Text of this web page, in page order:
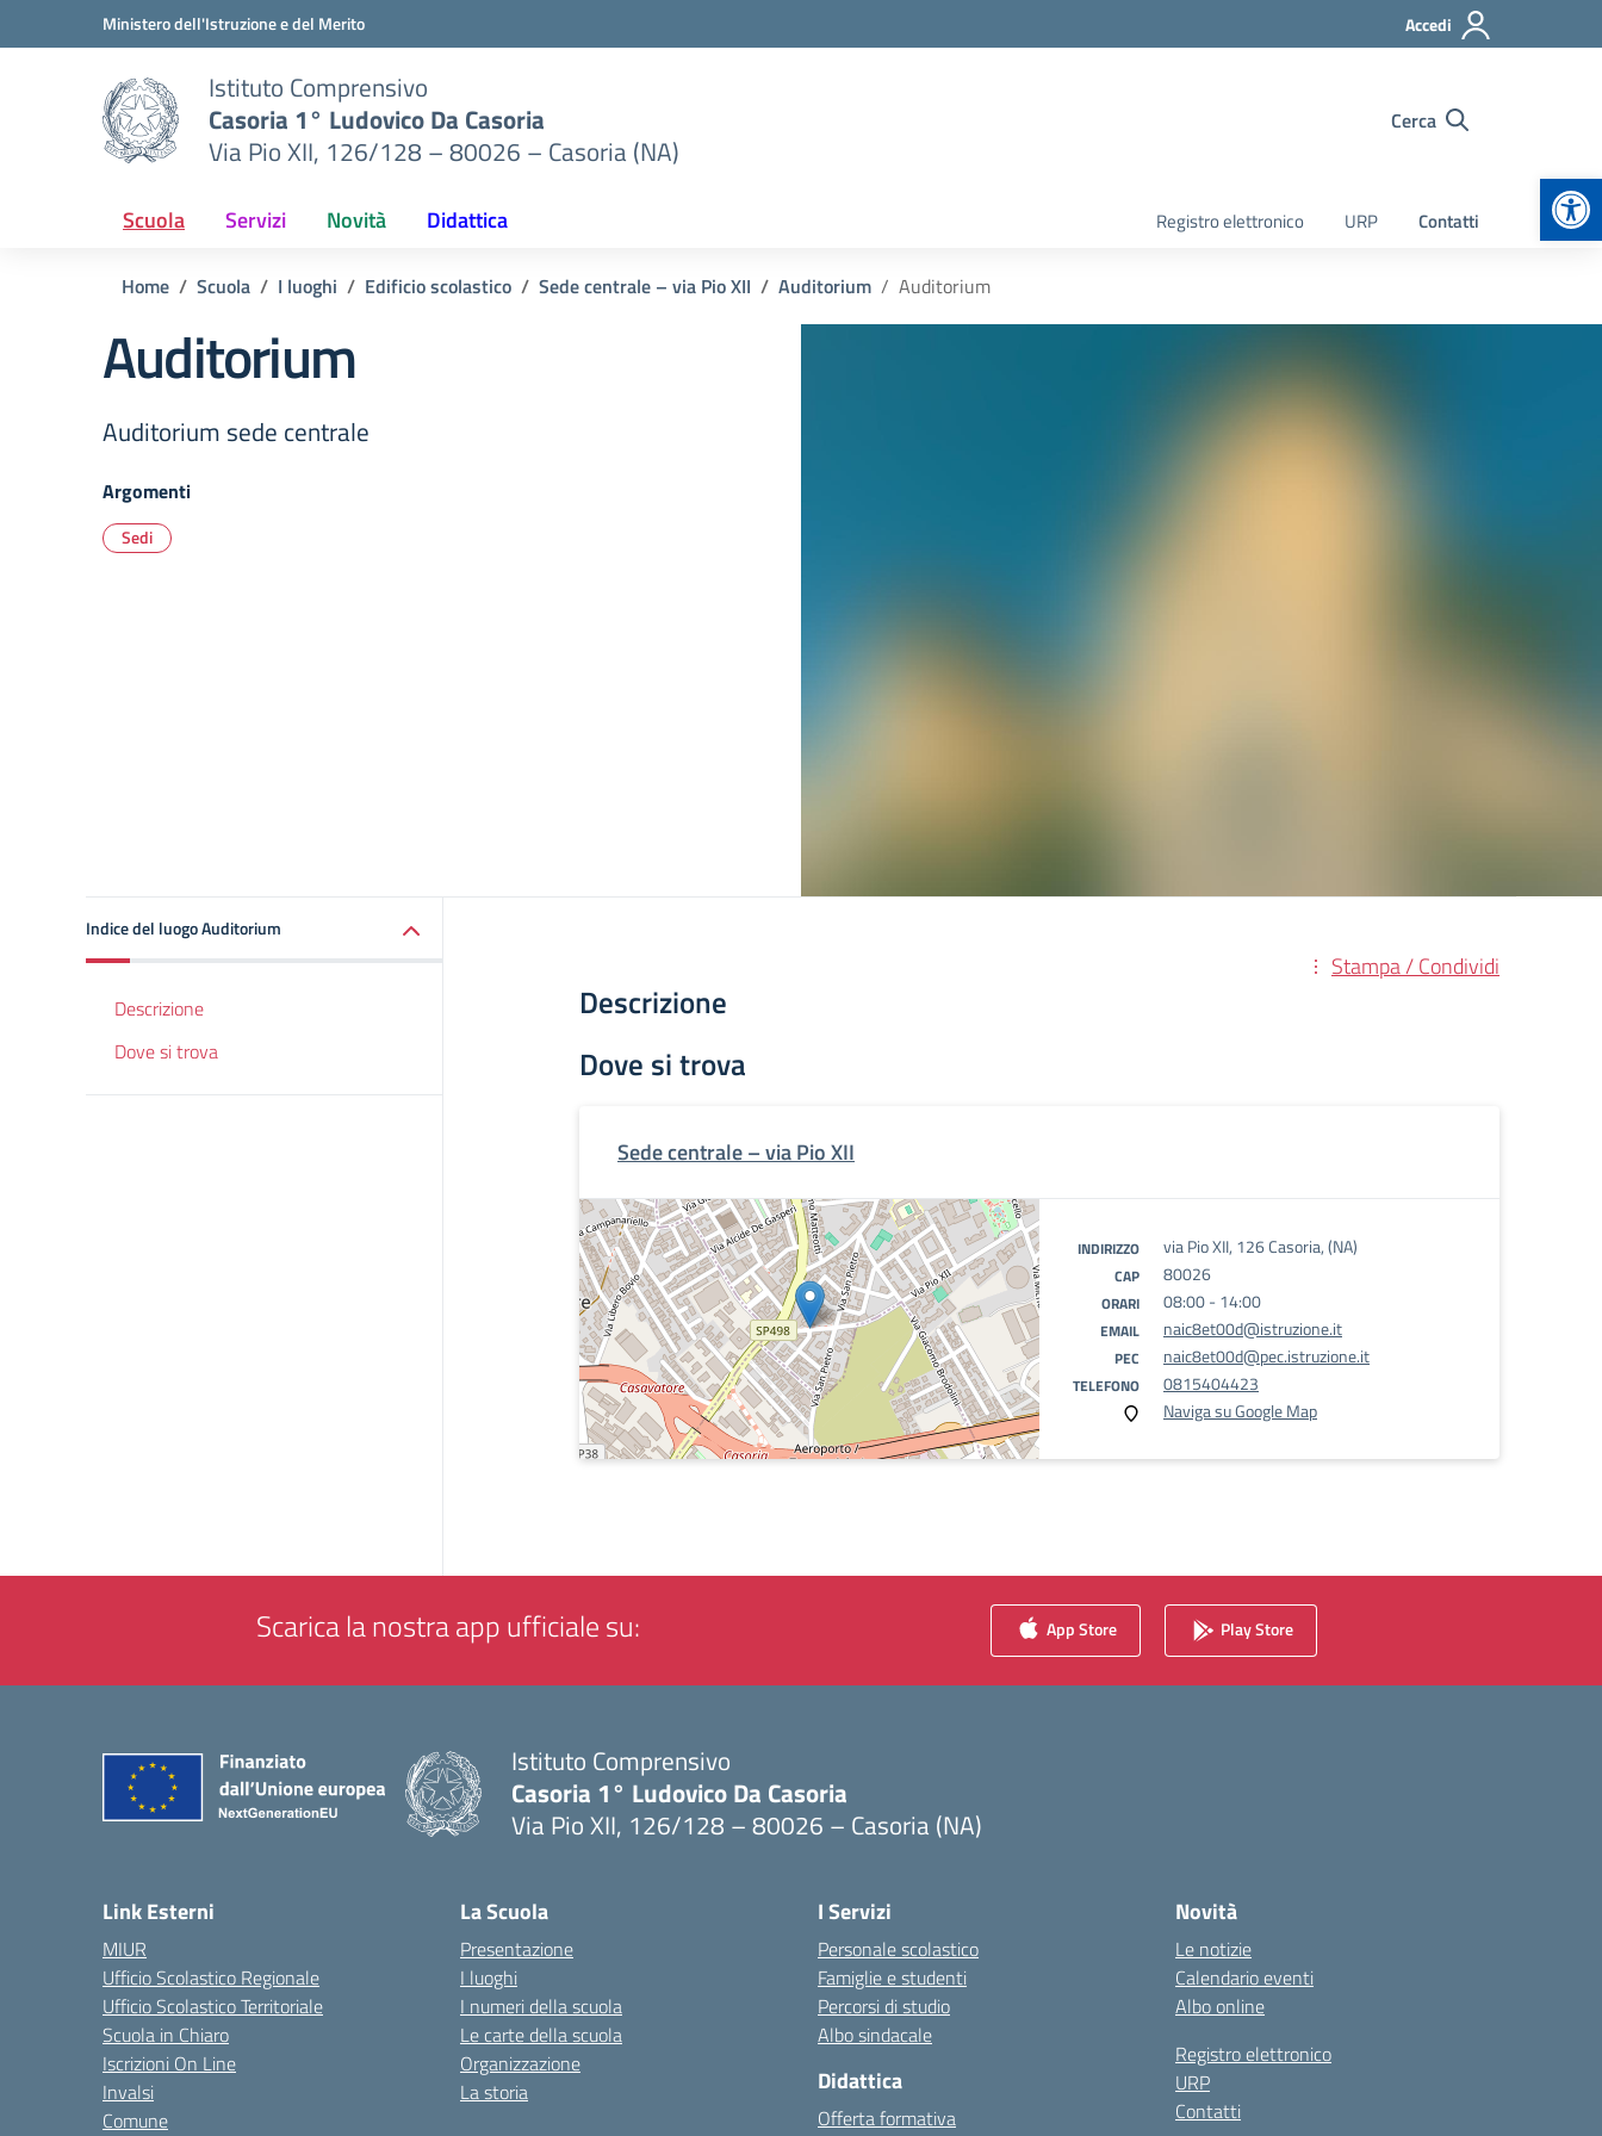
Vai ai contenuti
Vai al menu di navigazioneMinistero dell'Istruzione e del Merito Accedi
Istituto Comprensivo
Casoria 1° Ludovico Da Casoria
Via Pio XII, 126/128 – 80026 – Casoria (NA)
Cerca
Scuola Servizi Novità Didattica Registro elettronico URP Contatti
Home Scuola I luoghi Edificio scolastico Sede centrale – via Pio XII Auditorium Auditorium
Auditorium
Auditorium sede centrale
Argomenti
Sedi
Indice del luogo Auditorium
Descrizione
Dove si trova
Stampa / Condividi
Descrizione
Dove si trova
Sede centrale – via Pio XII
INDIRIZZO via Pio XII, 126 Casoria, (NA)
CAP 80026
ORARI 08:00 - 14:00
EMAIL naic8et00d@istruzione.it
PEC naic8et00d@pec.istruzione.it
TELEFONO
0815404423
Naviga su Google Map
Scarica la nostra app ufficiale su: App Store Play Store
Istituto Comprensivo
Casoria 1° Ludovico Da Casoria
Via Pio XII, 126/128 – 80026 – Casoria (NA)
Link Esterni
MIUR
Ufficio Scolastico Regionale
Ufficio Scolastico Territoriale
Scuola in Chiaro
Iscrizioni On Line
Invalsi
Comune
La Scuola
Presentazione
I luoghi
I numeri della scuola
Le carte della scuola
Organizzazione
La storia
I Servizi
Personale scolastico
Famiglie e studenti
Percorsi di studio
Albo sindacale
Didattica
Offerta formativa
Novità
Le notizie
Calendario eventi
Albo online
Registro elettronico
URP
Contatti